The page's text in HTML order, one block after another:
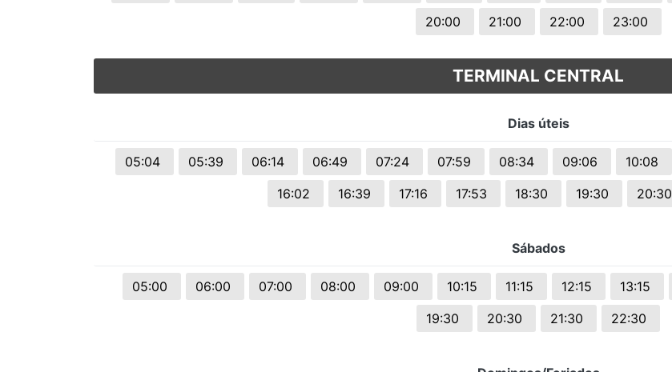
20:00
21:00 22:00 23:00
TERMINAL CENTRAL
Dias úteis
05:04 05:39 06:14 06:49 07:24 07:59 08:34 09:06 10:08
16:02
16:39 17:16 17:53 18:30 19:30 20:30
Sábados
05:00 06:00 07:00 08:00 09:00 10:15 11:15 12:15 13:15
19:30
20:30 21:30 22:30